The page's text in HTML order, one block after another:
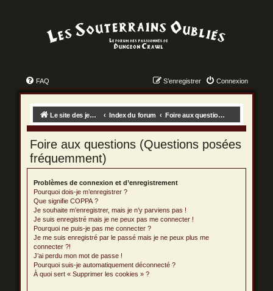
FAQ Connexion
S’enregistrer
Le site des jeux des dungeon crawls ! Index du forum Foire aux questions (Questions posées fréquemment)
Foire aux questions (Questions posées
fréquemment)
Problèmes de connexion et d’enregistrement
Pourquoi dois-je m’enregistrer ?
Que signifie COPPA ?
Je souhaite m’enregistrer, mais je n’y parviens pas !
Je suis enregistré mais je ne peux pas me connecter !
Pourquoi ne puis-je pas me connecter ?
Je me suis enregistré par le passé mais je ne peux plus me
connecter ?!
J’ai perdu mon mot de passe !
Pourquoi suis-je automatiquement déconnecté ?
À quoi sert « Supprimer les cookies » ?